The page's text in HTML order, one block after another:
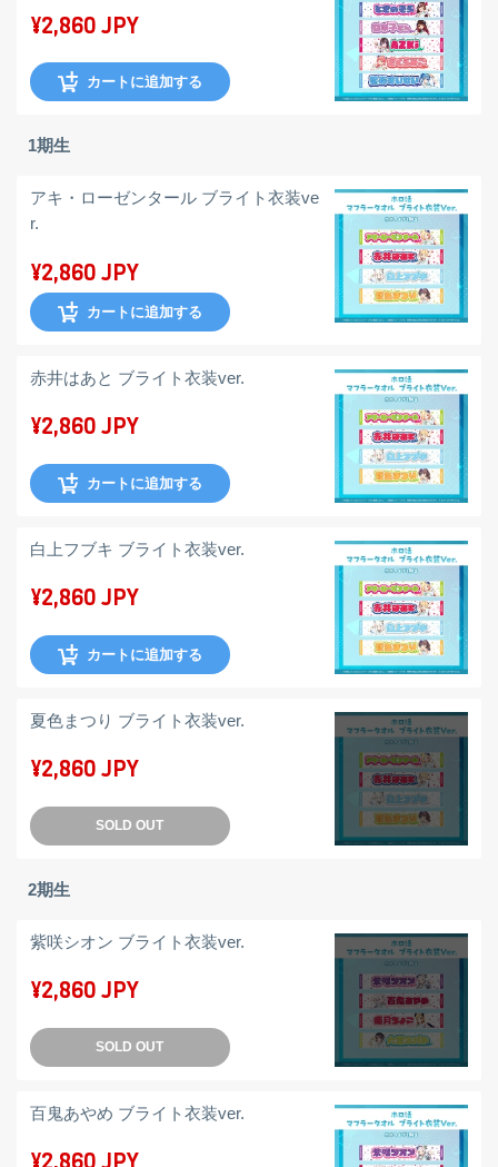
¥2,860 JPY
カートに追加する
1期生
アキ・ローゼンタール ブライト衣装ve
r.
¥2,860 JPY
カートに追加する
赤井はあと ブライト衣装ver.
¥2,860 JPY
カートに追加する
白上フブキ ブライト衣装ver.
¥2,860 JPY
カートに追加する
夏色まつり ブライト衣装ver.
¥2,860 JPY
SOLD OUT
2期生
紫咲シオン ブライト衣装ver.
¥2,860 JPY
SOLD OUT
百鬼あやめ ブライト衣装ver.